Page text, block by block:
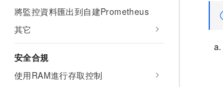
將監控資料匯出到自建Prometheus
其它
安全合規
使用RAM進行存取控制